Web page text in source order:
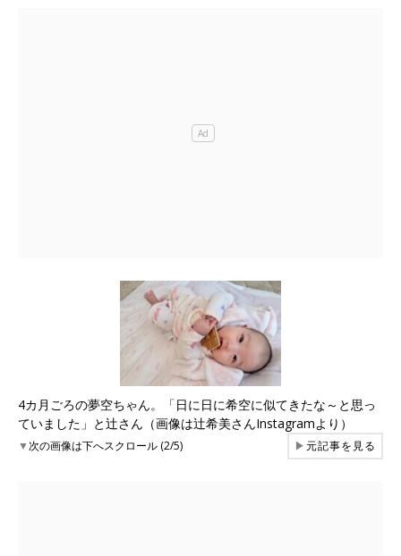
4カ月ごろの夢空ちゃん。「日に日に希空に似てきたな～と思っ
ていました」と辻さん（画像は辻希美さんInstagramより）
▼次の画像は下へスクロール (2/5) ▶元記事を見る